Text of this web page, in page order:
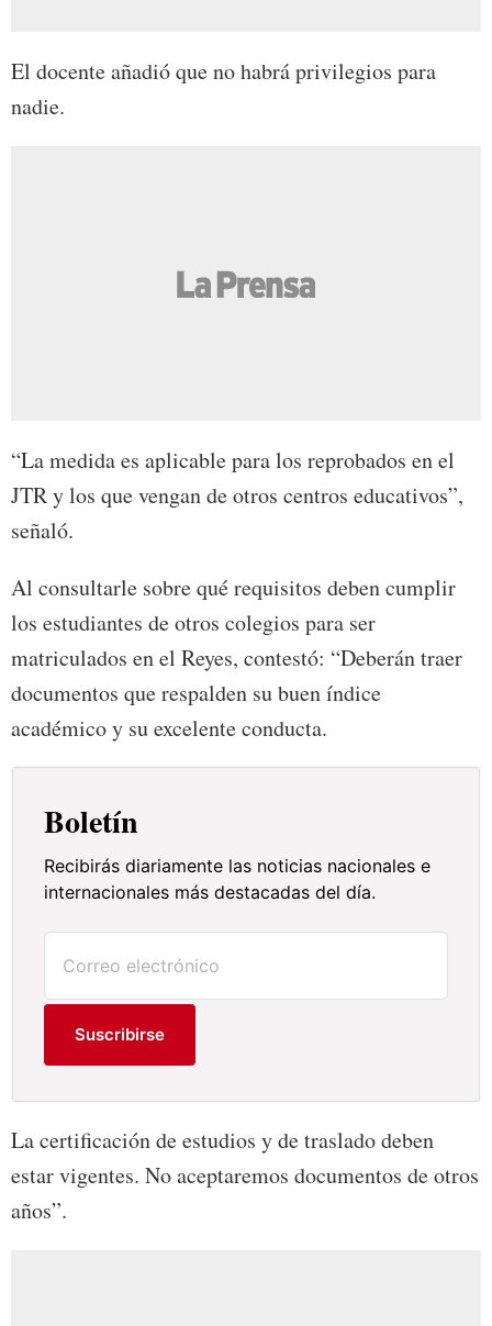
El docente añadió que no habrá privilegios para
nadie.
“La medida es aplicable para los reprobados en el
JTR y los que vengan de otros centros educativos”,
señaló.
Al consultarle sobre qué requisitos deben cumplir
los estudiantes de otros colegios para ser
matriculados en el Reyes, contestó: “Deberán traer
documentos que respalden su buen índice
académico y su excelente conducta.
Boletín
Recibirás diariamente las noticias nacionales e
internacionales más destacadas del día.
Suscribirse
La certificación de estudios y de traslado deben
estar vigentes. No aceptaremos documentos de otros
años”.